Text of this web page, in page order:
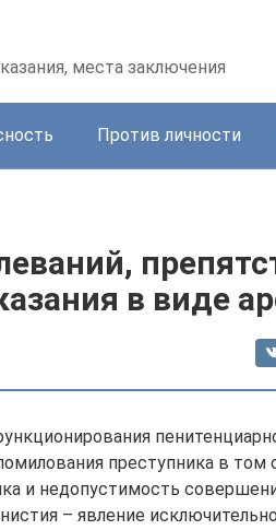
места заключения
Против личности
в виде
преступника в том
и недопустимость
– явление